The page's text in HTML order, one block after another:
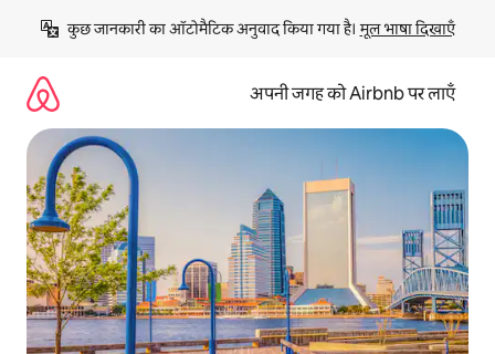
छोड़कर
कॉन्टेंट
कुछ जानकारी का ऑटोमैटिक अनुवाद किया गया है। मूल भाषा दिखाएँ
अपनी जगह को Airbnb पर लाएँ